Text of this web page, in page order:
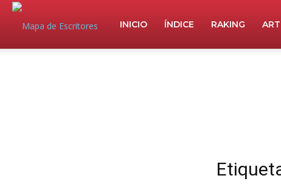
Mapa
INICIO ÍNDICE RAKING